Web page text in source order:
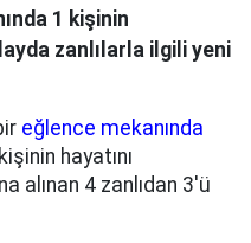
1 kişinin
zanlılarla ilgili yeni
eğlence mekanında
hayatını
alınan 4 zanlıdan 3'ü